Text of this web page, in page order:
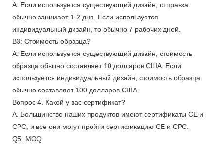
А: Если используется существующий дизайн, отправка
обычно занимает 1-2 дня. Если используется
индивидуальный дизайн, то обычно 7 рабочих дней.
В3: Стоимость образца?
А: Если используется существующий дизайн, стоимость
образца обычно составляет 10 долларов США. Если
используется индивидуальный дизайн, стоимость образца
обычно составляет 100 долларов США.
Вопрос 4. Какой у вас сертификат?
А. Большинство наших продуктов имеют сертификаты CE и
CPC, и все они могут пройти сертификацию CE и CPC.
Q5. MOQ